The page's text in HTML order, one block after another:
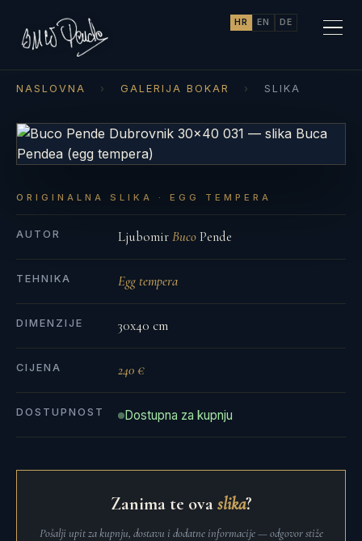
HR EN DE
NASLOVNA › GALERIJA BOKAR › SLIKA
ORIGINALNA SLIKA · EGG TEMPERA
AUTOR LjubomirBucoPende
TEHNIKA Egg tempera
DIMENZIJE 30x40 cm
CIJENA 240 €
DOSTUPNOST Dostupna za kupnju
Zanima te ovaslika?
Pošalji upit za kupnju, dostavu i dodatne informacije — odgovor stiže